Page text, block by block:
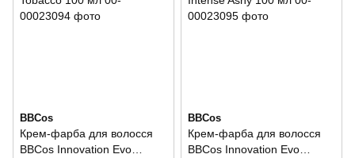
BBCos
Крем-фарба для волосся
BBCos Innovation Evo
BBCos
Крем-фарба для волосся
BBCos Innovation Evo